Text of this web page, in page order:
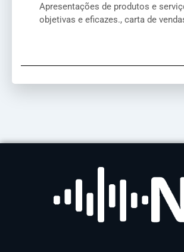
Apresentações de produtos e
objetivas e eficazes., carta de